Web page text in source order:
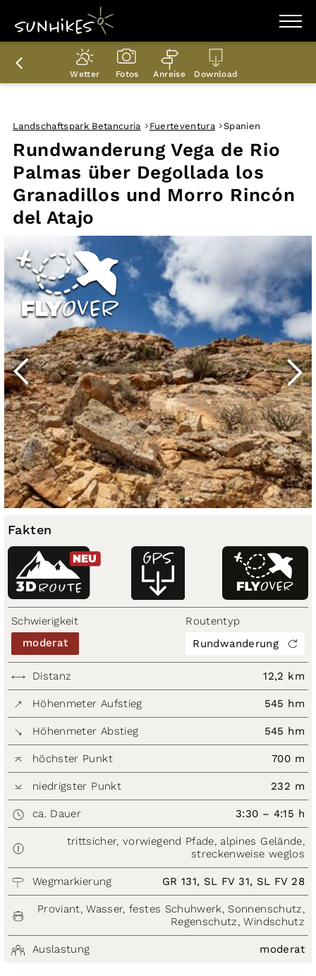
WANDERZIELE
WANDERUNGEN
ENTDECKEN
PLANER
Wetter Fotos Anreise Download
Rundwanderung Vega de Rio
Palmas über Degollada los
Granadillos und Morro Rincón
del Atajo
Landschaftspark Betancuria Fuerteventura Spanien
Fakten
ROUTE
3D
NEU
Schwierigkeit
moderat
Routentyp
Rundwanderung
Distanz 12,2 km
Höhenmeter Aufstieg 545 hm
Höhenmeter Abstieg 545 hm
höchster Punkt 700 m
niedrigster Punkt 232 m
ca. Dauer 3:30 – 4:15 h
trittsicher, vorwiegend Pfade, alpines Gelände,
streckenweise weglos
Wegmarkierung GR 131, SL FV 31, SL FV 28
Proviant, Wasser, festes Schuhwerk, Sonnenschutz,
Regenschutz, Windschutz
Auslastung moderat